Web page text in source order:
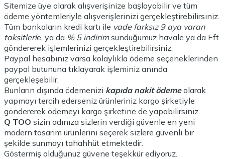
Sitemize üye olarak alışverişinize başlayabilir ve tüm
ödeme yöntemleriyle alışverişlerinizi gerçekleştirebilirsiniz.
Tüm bankaların kredi kartı ile vade farksız 9 aya varan
taksitlerle, ya da % 5 indirimsunduğumuz havale ya da Eft
göndererek işlemlerinizi gerçekleştirebilirsiniz.
Paypal hesabınız varsa kolaylıkla ödeme seçeneklerinden
paypal butununa tıklayarak işleminiz anında
gerçekleşebilir.
Bunların dışında ödemenizi kapıda nakit ödemeolarak
yapmayı tercih ederseniz ürünleriniz kargo şirketiyle
göndererek ödemeyi kargo şirketine de yapabilirsiniz.
Q TOO sizin adınıza sizlerin verdiği güvenle en yeni
modern tasarım ürünlerini seçerek sizlere güvenli bir
şekilde sunmayı tahahhüt etmektedir.
Göstermiş olduğunuz güvene teşekkür ediyoruz.